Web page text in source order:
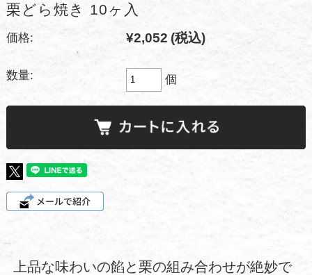
栗どら焼き 10ヶ入
価格: ¥2,052 (税込)
数量: 個
上品な味わいの餡と栗の組み合わせが絶妙で